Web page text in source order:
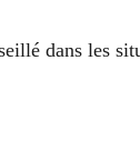
dans les